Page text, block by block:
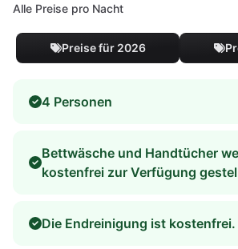
Alle Preise pro Nacht
Preise für 2026
4 Personen
Bettwäsche und Handtücher
kostenfrei zur Verfügung
Die Endreinigung ist kostenfrei.